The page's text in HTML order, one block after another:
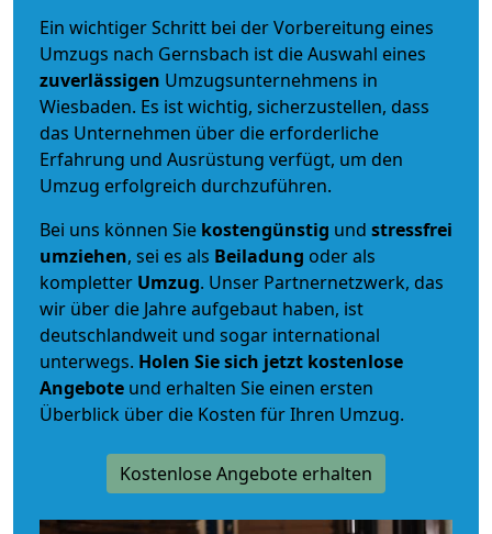
Ein wichtiger Schritt bei der Vorbereitung eines
Umzugs nach Gernsbach ist die Auswahl eines
zuverlässigen Umzugsunternehmens in
Wiesbaden. Es ist wichtig, sicherzustellen, dass
das Unternehmen über die erforderliche
Erfahrung und Ausrüstung verfügt, um den
Umzug erfolgreich durchzuführen.
Bei uns können Sie kostengünstig und stressfrei
umziehen, sei es als Beiladung oder als
kompletter Umzug. Unser Partnernetzwerk, das
wir über die Jahre aufgebaut haben, ist
deutschlandweit und sogar international
unterwegs. Holen Sie sich jetzt kostenlose
Angebote und erhalten Sie einen ersten
Überblick über die Kosten für Ihren Umzug.
Kostenlose Angebote erhalten